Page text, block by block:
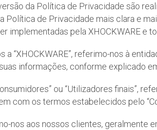
da Política de Privacidade são
Política de Privacidade mais clara e
implementadas pela XHOCKWARE e
a “XHOCKWARE”, referimo-nos à
informações, conforme explicado
ou “Utilizadores finais”,
com os termos estabelecidos pelo
nos aos nossos clientes,